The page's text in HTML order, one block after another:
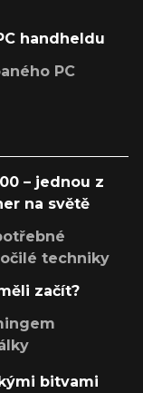
handheldu
PC
– jednou z
na světě
techniky
začít?
bitvami